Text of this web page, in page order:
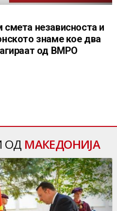
независноста и
знаме кое два
од ВМРО
ОД МАКЕДОНИЈА